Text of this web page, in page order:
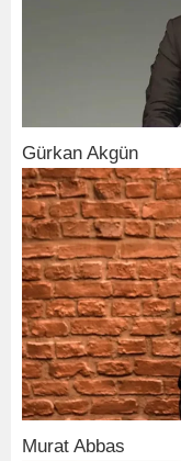
Gürkan Akgün
Murat Abbas